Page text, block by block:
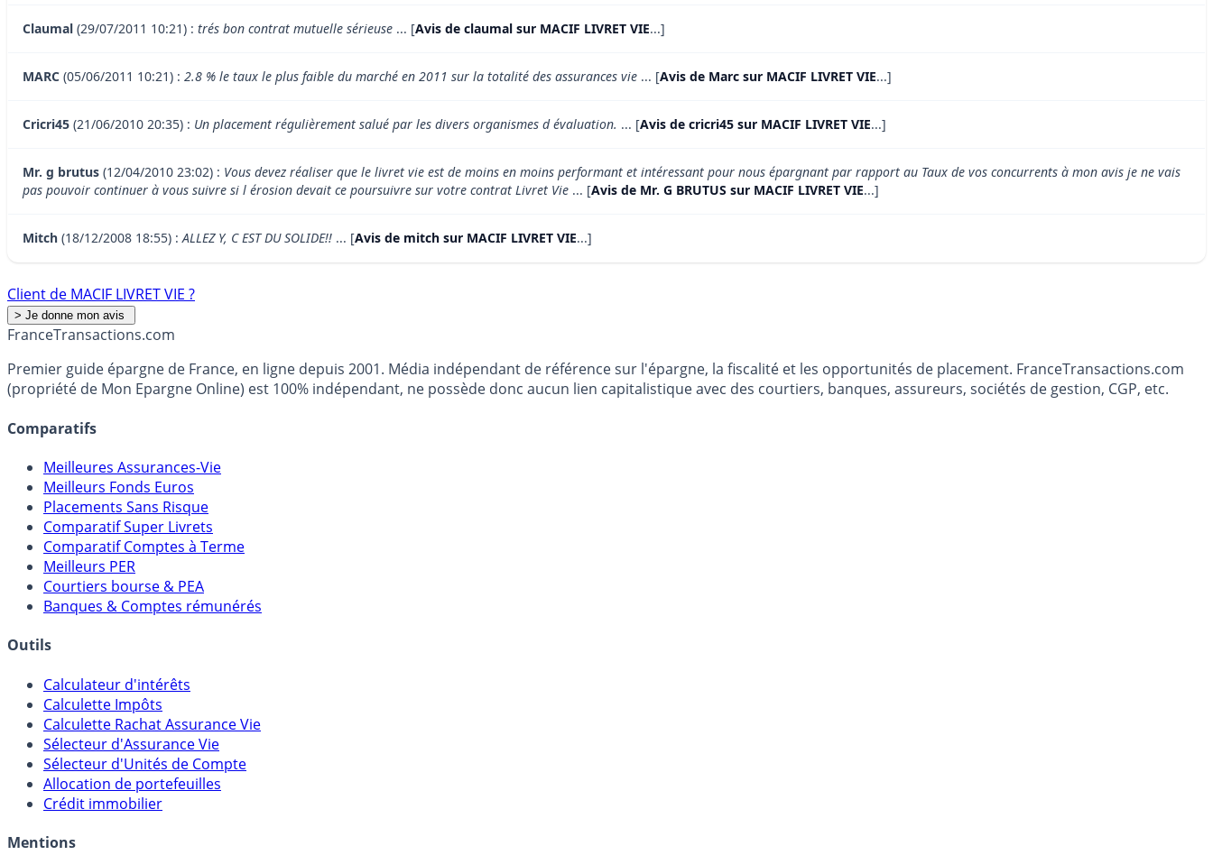
Claumal (29/07/2011 10:21) : trés bon contrat mutuelle sérieuse ... [Avis de claumal sur MACIF LIVRET VIE...]
MARC (05/06/2011 10:21) : 2.8 % le taux le plus faible du marché en 2011 sur la totalité des assurances vie ... [Avis de Marc sur MACIF LIVRET VIE...]
Cricri45 (21/06/2010 20:35) : Un placement régulièrement salué par les divers organismes d évaluation. ... [Avis de cricri45 sur MACIF LIVRET VIE...]
Mr. g brutus (12/04/2010 23:02) : Vous devez réaliser que le livret vie est de moins en moins performant et intéressant pour nous épargnant par rapport au Taux de vos concurrents à mon avis je ne vais
pas pouvoir continuer à vous suivre si l érosion devait ce poursuivre sur votre contrat Livret Vie ... [Avis de Mr. G BRUTUS sur MACIF LIVRET VIE...]
Mitch (18/12/2008 18:55) :ALLEZ Y, C EST DU SOLIDE!! ... [Avis de mitch sur MACIF LIVRET VIE...]
Client de MACIF LIVRET VIE ?
FranceTransactions.com
Premier guide épargne de France, en ligne depuis 2001. Média indépendant de référence sur l'épargne, la fiscalité et les opportunités de placement. FranceTransactions.com
(propriété de Mon Epargne Online) est 100% indépendant, ne possède donc aucun lien capitalistique avec des courtiers, banques, assureurs, sociétés de gestion, CGP, etc.
Comparatifs
Meilleures Assurances-Vie
Meilleurs Fonds Euros
Placements Sans Risque
Comparatif Super Livrets
Comparatif Comptes à Terme
Meilleurs PER
Courtiers bourse & PEA
Banques & Comptes rémunérés
Outils
Calculateur d'intérêts
Calculette Impôts
Calculette Rachat Assurance Vie
Sélecteur d'Assurance Vie
Sélecteur d'Unités de Compte
Allocation de portefeuilles
Crédit immobilier
Mentions